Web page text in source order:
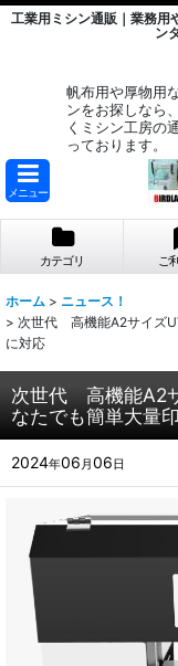
工業用ミシン通販｜業務用
ン
帆布用や厚物用
ンをお探しなら
くミシン工房の
っております。
メニュー
カテゴリ ご
ホーム > ニュース！
> 次世代 高機能A2サイズ
に対応
次世代 高機能A2
なたでも簡単大量
2024年06 月06日